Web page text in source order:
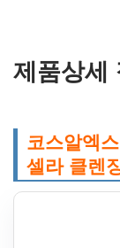
제품상세
코스알엑
셀라 클렌